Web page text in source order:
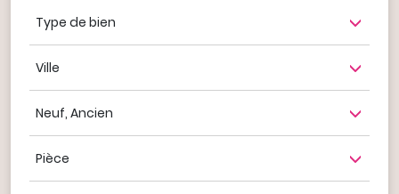
Ville
Neuf, ancien
Nombre de pièce